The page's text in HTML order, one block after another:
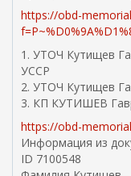
https://obd-
1. УТОЧ Кутищев
УССР
2. УТОЧ Кутищев
3. КП КУТИШЕВ
https://obd-
Информация из
ID 7100548